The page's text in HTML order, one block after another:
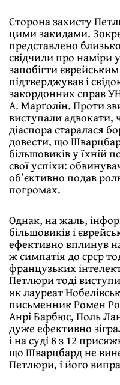
Сторона захисту
цими закидами.
представлено
свідчили про
запобігти
підтверджував і
закордонних справ
А. Марґолін. Проти
виступали адвокати,
діаспора старалася
довести, що
більшовиків у їхній
свої успіхи:
об’єктивно подав
погромах.
Однак, на жаль,
більшовиків і
ефективно вплинув
ж симпатія до срср
французьких
Петлюри тоді
як лауреат
письменник Ромен
Анрі Барбюс, Поль
дуже ефективно
і на суді 8 з 12
що Шварцбард не
Петлюри, і його